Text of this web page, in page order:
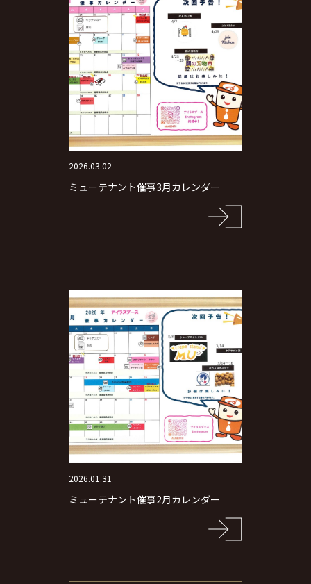
2026.03.02
ミューテナント催事3月カレンダー
2026.01.31
ミューテナント催事2月カレンダー